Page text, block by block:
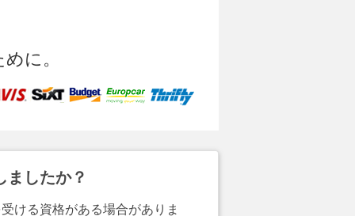
に。
ましたか？
ける資格がある場合がありま